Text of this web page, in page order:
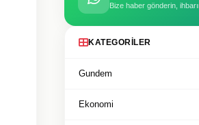
Bize haber gönderin,
KATEGORILER
Gundem
Ekonomi